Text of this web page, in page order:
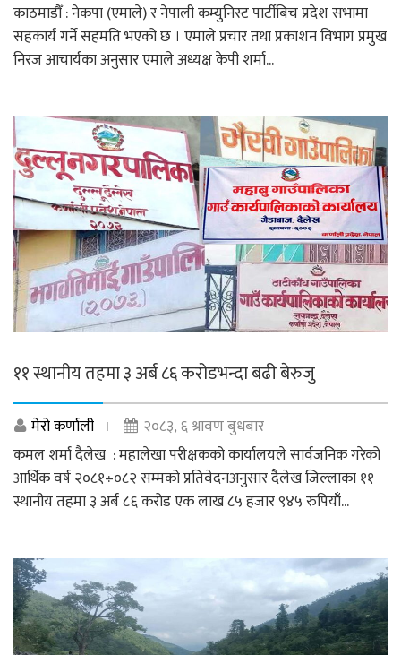
काठमाडौँ : नेकपा (एमाले) र नेपाली कम्युनिस्ट पार्टीबिच प्रदेश सभामा
सहकार्य गर्ने सहमति भएको छ । एमाले प्रचार तथा प्रकाशन विभाग प्रमुख
निरज आचार्यका अनुसार एमाले अध्यक्ष केपी शर्मा...
११ स्थानीय तहमा ३ अर्ब ८६ करोडभन्दा बढी बेरुजु
मेरो कर्णाली
२०८३, ६ श्रावण बुधबार
कमल शर्मा दैलेख : महालेखा परीक्षकको कार्यालयले सार्वजनिक गरेको
आर्थिक वर्ष २०८१÷०८२ सम्मको प्रतिवेदनअनुसार दैलेख जिल्लाका ११
स्थानीय तहमा ३ अर्ब ८६ करोड एक लाख ८५ हजार ९४५ रुपियाँ...